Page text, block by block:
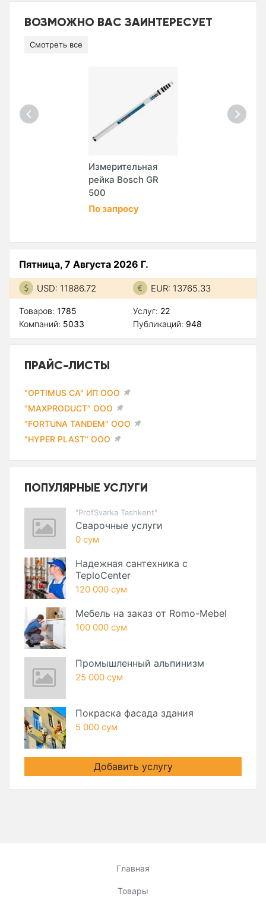
ВОЗМОЖНО ВАС ЗАИНТЕРЕСУЕТ
Смотреть все
Измерительная
рейка Bosch GR
500
По запросу
Пятница, 7 Августа 2026 Г.
USD: 11886.72 EUR: 13765.33
Товаров: 1785
Компаний: 5033
Услуг: 22
Публикаций: 948
ПРАЙС-ЛИСТЫ
"OPTIMUS CA" ИП ООО
"MAXPRODUCT" ООО
"FORTUNA TANDEM" ООО
"HYPER PLAST" ООО
ПОПУЛЯРНЫЕ УСЛУГИ
"ProfSvarka Tashkent"
Сварочные услуги
0 сум
Надежная сантехника с
TeploCenter
120 000 сум
Мебель на заказ от Romo-Mebel
100 000 сум
Промышленный альпинизм
25 000 сум
Покраска фасада здания
5 000 сум
Добавить услугу
Главная
Товары